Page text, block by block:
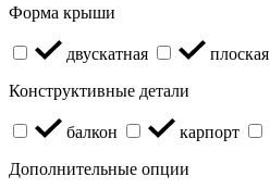
Форма крыши
двускатная плоская
Конструктивные детали
балкон карпорт
Дополнительные опции